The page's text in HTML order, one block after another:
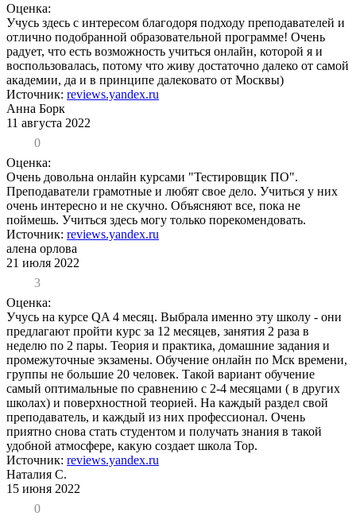
Оценка:
Учусь здесь с интересом благодоря подходу преподавателей и
отлично подобранной образовательной программе! Очень
радует, что есть возможность учиться онлайн, которой я и
воспользовалась, потому что живу достаточно далеко от самой
академии, да и в принципе далековато от Москвы)
Источник: reviews.yandex.ru
Анна Борк
11 августа 2022
0
Оценка:
Очень довольна онлайн курсами "Тестировщик ПО".
Преподаватели грамотные и любят свое дело. Учиться у них
очень интересно и не скучно. Объясняют все, пока не
поймешь. Учиться здесь могу только порекомендовать.
Источник: reviews.yandex.ru
алена орлова
21 июля 2022
3
Оценка:
Учусь на курсе QA 4 месяц. Выбрала именно эту школу - они
предлагают пройти курс за 12 месяцев, занятия 2 раза в
неделю по 2 пары. Теория и практика, домашние задания и
промежуточные экзамены. Обучение онлайн по Мск времени,
группы не большие 20 человек. Такой вариант обучение
самый оптимальные по сравнению с 2-4 месяцами ( в других
школах) и поверхностной теорией. На каждый раздел свой
преподаватель, и каждый из них профессионал. Очень
приятно снова стать студентом и получать знания в такой
удобной атмосфере, какую создает школа Тоp.
Источник: reviews.yandex.ru
Наталия С.
15 июня 2022
0